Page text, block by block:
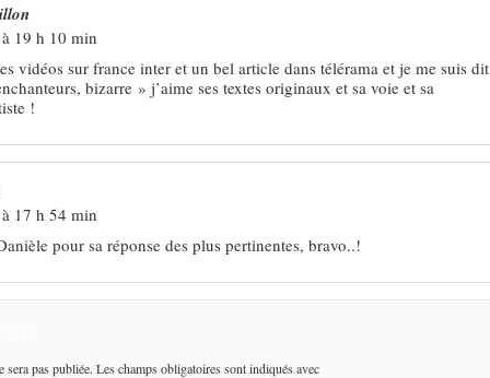
19 h 10 min
vidéos sur france inter et un bel article dans télérama et je me suis dit
bizarre » j’aime ses textes originaux et sa voie et sa
!
17 h 54 min
pour sa réponse des plus pertinentes, bravo..!
sera pas publiée. Les champs obligatoires sont indiqués avec